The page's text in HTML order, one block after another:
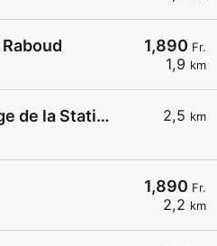
1,890 Fr.
1,9 km
2,5 km
Miniprix Station Garage de la Station
1,890 Fr.
2,2 km